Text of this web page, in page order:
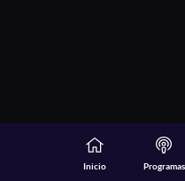
Inicio Programas